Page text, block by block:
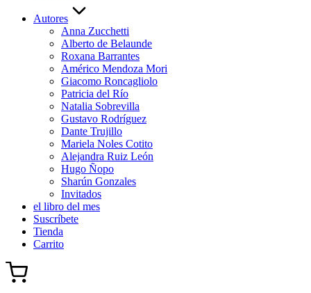
Autores
Anna Zucchetti
Alberto de Belaunde
Roxana Barrantes
Américo Mendoza Mori
Giacomo Roncagliolo
Patricia del Río
Natalia Sobrevilla
Gustavo Rodríguez
Dante Trujillo
Mariela Noles Cotito
Alejandra Ruiz León
Hugo Ñopo
Sharún Gonzales
Invitados
el libro del mes
Suscríbete
Tienda
Carrito